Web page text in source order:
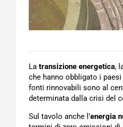
La transizione energetica,
che hanno obbligato i
fonti rinnovabili sono al
determinata dalla crisi del
Sul tavolo anche l’energia